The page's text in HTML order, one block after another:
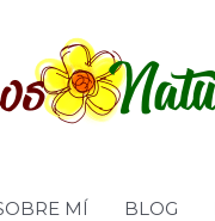
MÍ BLOG